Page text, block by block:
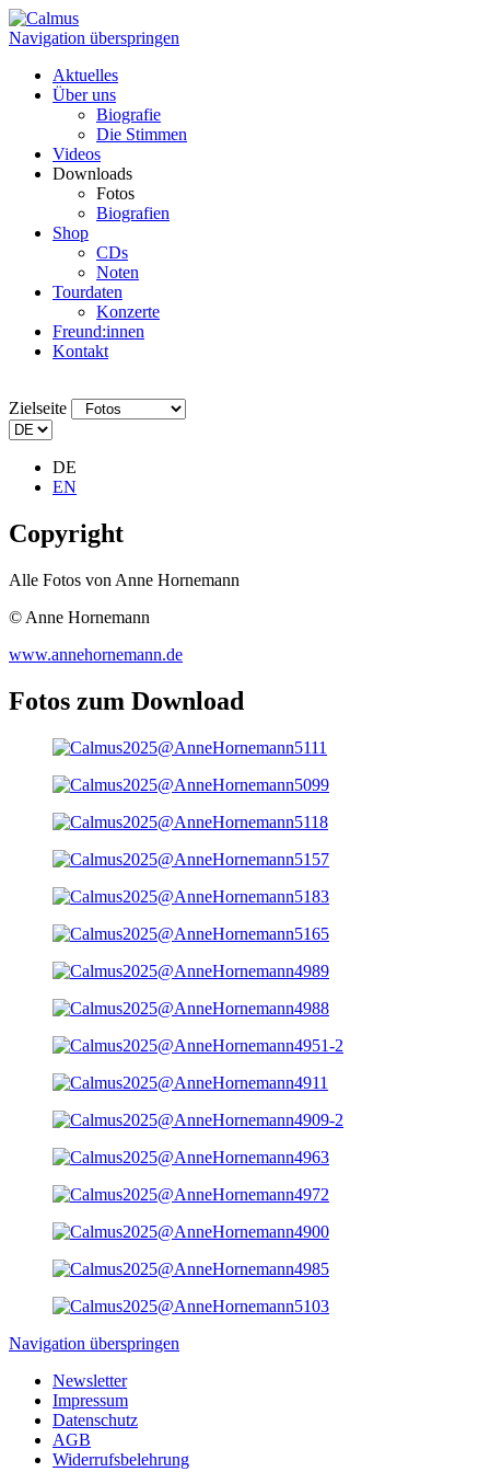
Navigation überspringen
Aktuelles
Über uns
Biografie
Die Stimmen
Videos
Downloads
Fotos
Biografien
Shop
CDs
Noten
Tourdaten
Konzerte
Freund:innen
Kontakt
Zielseite
DE
EN
Copyright
Alle Fotos von Anne Hornemann
© Anne Hornemann
www.annehornemann.de
Fotos zum Download
Navigation überspringen
Newsletter
Impressum
Datenschutz
AGB
Widerrufsbelehrung